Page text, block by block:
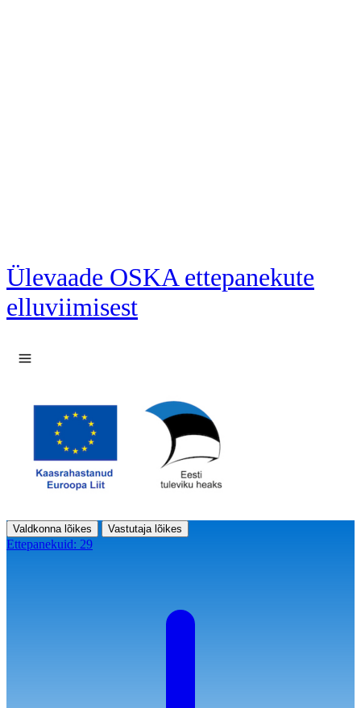
Ülevaade OSKA ettepanekute
elluviimisest
Ava menüü
Valdkonna lõikes Vastutaja lõikes
Ettepanekuid: 29